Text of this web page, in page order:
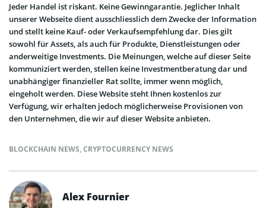
Jeder Handel ist riskant. Keine Gewinngarantie. Jeglicher Inhalt
unserer Webseite dient ausschliesslich dem Zwecke der Information
und stellt keine Kauf- oder Verkaufsempfehlung dar. Dies gilt
sowohl für Assets, als auch für Produkte, Dienstleistungen oder
anderweitige Investments. Die Meinungen, welche auf dieser Seite
kommuniziert werden, stellen keine Investmentberatung dar und
unabhängiger finanzieller Rat sollte, immer wenn möglich,
eingeholt werden. Diese Website steht Ihnen kostenlos zur
Verfügung, wir erhalten jedoch möglicherweise Provisionen von
den Unternehmen, die wir auf dieser Website anbieten.
BLOCKCHAIN NEWS,CRYPTOCURRENCY NEWS
Alex Fournier